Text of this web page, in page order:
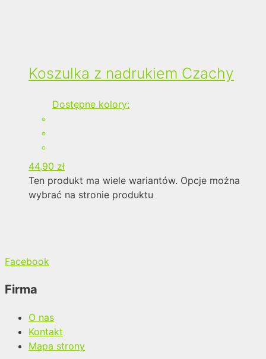
Koszulka z nadrukiem Czachy
Dostępne kolory:
44,90 zł
Ten produkt ma wiele wariantów. Opcje można
wybrać na stronie produktu
Facebook
Firma
O nas
Kontakt
Mapa strony